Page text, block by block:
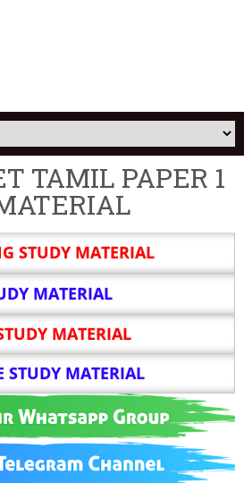
TAMIL PAPER 1
STUDY MATERIAL
MATERIAL
MATERIAL
MATERIAL